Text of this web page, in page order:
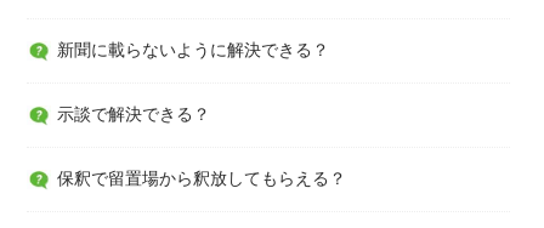
新聞に載らないように解決できる？
示談で解決できる？
保釈で留置場から釈放してもらえる？